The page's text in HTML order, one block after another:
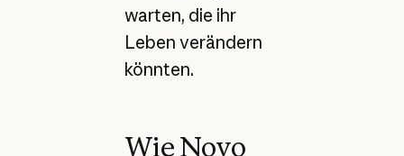
warten, die ihr
Leben verändern
könnten.
Wie Novo